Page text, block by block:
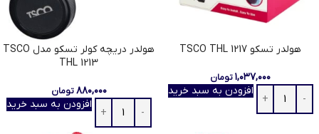
هولدر تسکو TSCO THL 1217
۱,۰۳۷,۰۰۰تومان
افزودن به سبد خرید
هولدر دریچه کولر تسکو مدل TSCO
THL 1213
۸۸۰,۰۰۰ تومان
افزودن به سبد خرید